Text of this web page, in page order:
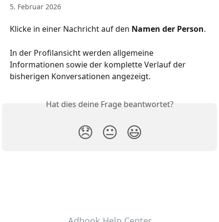
5. Februar 2026
Klicke in einer Nachricht auf den Namen der Person.
In der Profilansicht werden allgemeine
Informationen sowie der komplette Verlauf der
bisherigen Konversationen angezeigt.
Hat dies deine Frage beantwortet?
😞 😐 😃